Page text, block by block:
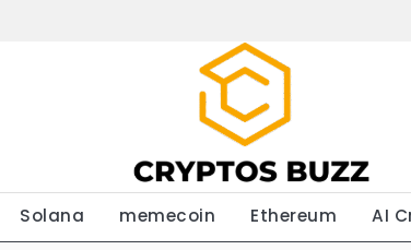
Solana memecoin Ethereum AI